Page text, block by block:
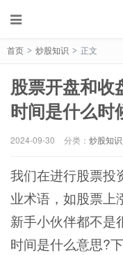
首页 > 炒股知识 > 正文
股票开盘和收
时间是什么时
2024-09-30 分类： 炒股知识
我们在进行股票投
业术语，如股票上
新手小伙伴都不是
时间是什么意思?